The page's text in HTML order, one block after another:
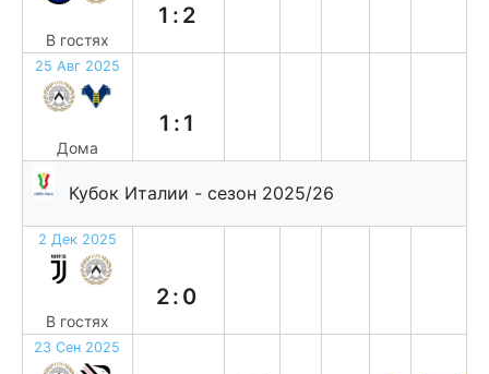
В гостях
1:2
25 Авг 2025
Дома
1:1
Кубок Италии - сезон 2025/26
2 Дек 2025
В гостях
2:0
23 Сен 2025